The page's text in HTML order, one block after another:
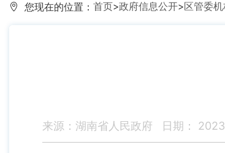
您现在的位置： 首页>政府信息公开>区管委机
来源：湖南省人民政府 日期：